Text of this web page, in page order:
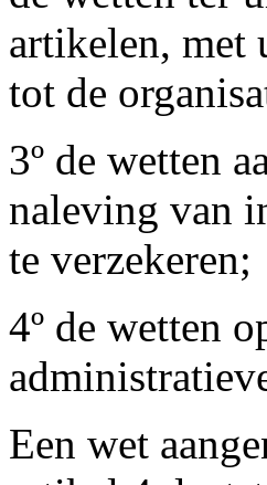
artikelen, met
tot de
3º de wetten
naleving van
te verzekeren;
4º de wetten
Een wet